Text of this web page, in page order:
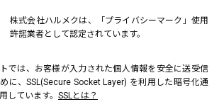
株式会社ハルメクは、「プライバシーマーク」使用
許諾業者として認定されています。
では、お客様が入力された個人情報を安全に送受信
に、SSL(Secure Socket Layer) を利用した暗号化通
しています。 SSLとは？